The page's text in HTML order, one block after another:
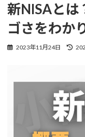
新NISAとは
ゴさをわか
2023年11月24日
最
日
時
: